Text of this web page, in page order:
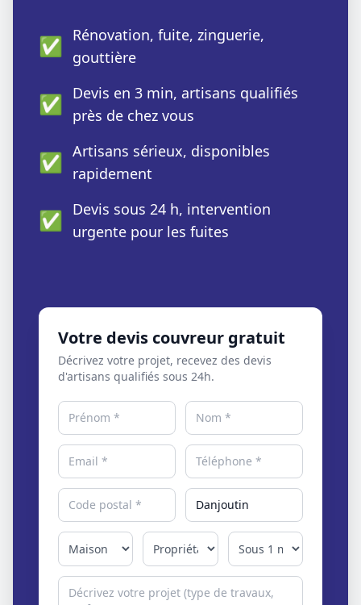
✅ Rénovation, fuite, zinguerie,
gouttière
✅ Devis en 3 min, artisans qualifiés
près de chez vous
✅ Artisans sérieux, disponibles
rapidement
✅ Devis sous 24 h, intervention
urgente pour les fuites
Votre devis couvreur gratuit
Décrivez votre projet, recevez des devis
d'artisans qualifiés sous 24h.